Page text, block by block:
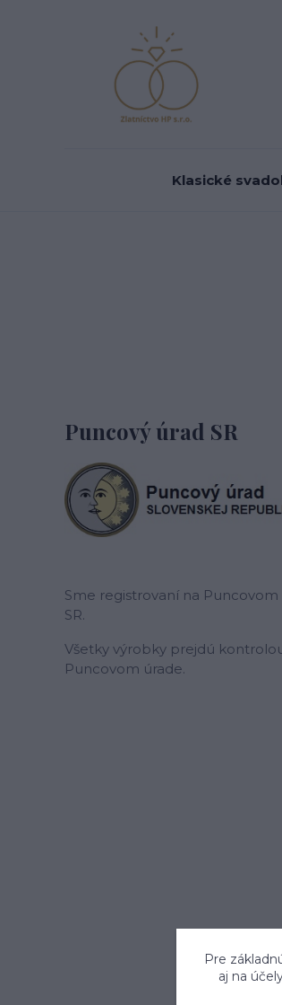
Klasické
Puncový úrad SR
Sme registrovaní na Puncovom
SR.
Všetky výrobky prejdú
Puncovom úrade.
Pre
aj na